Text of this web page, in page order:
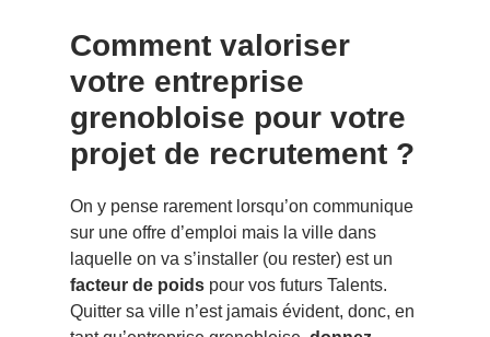
Comment valoriser
votre entreprise
grenobloise pour votre
projet de recrutement ?
On y pense rarement lorsqu’on communique
sur une offre d’emploi mais la ville dans
laquelle on va s’installer (ou rester) est un
facteur de poids pour vos futurs Talents.
Quitter sa ville n’est jamais évident, donc, en